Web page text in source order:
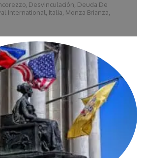
, Desvinculación, Deuda De
International, Italia, Monza Brianza,